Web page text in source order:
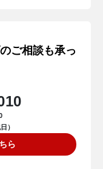
ご相談も承っ
）
ら